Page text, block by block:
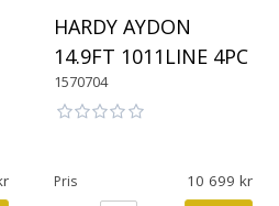
HARDY AYDON
14.9FT 1011LINE 4PC
1570704
Pris 10 699